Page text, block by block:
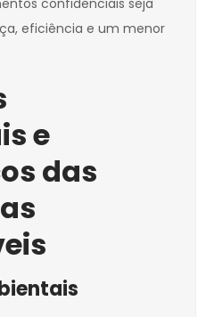
confidenciais seja
eficiência e um menor
e
das